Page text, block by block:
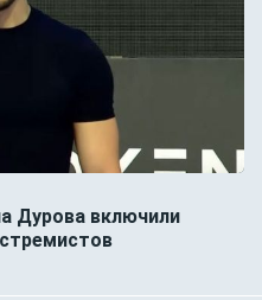
Дурова включили